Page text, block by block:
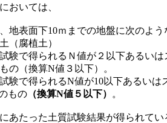
おいては、
地表面下10ｍまでの地盤に次のよ
（腐植土）
験で得られるＮ値が２以下あるい
の（換算N値３以下）。
験で得られるN値が10以下あるい
もの （換算N値５以下） 。
あたった土質試験結果が得られて